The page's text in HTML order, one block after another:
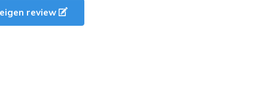
review